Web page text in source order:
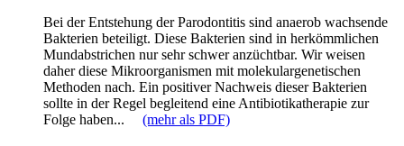
Bei der Entstehung der Parodontitis sind anaerob wachsende
Bakterien beteiligt. Diese Bakterien sind in herkömmlichen
Mundabstrichen nur sehr schwer anzüchtbar. Wir weisen
daher diese Mikroorganismen mit molekulargenetischen
Methoden nach. Ein positiver Nachweis dieser Bakterien
sollte in der Regel begleitend eine Antibiotikatherapie zur
Folge haben... (mehr als PDF)